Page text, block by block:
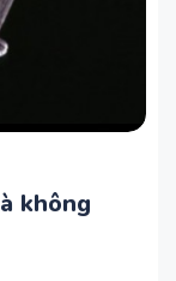
không